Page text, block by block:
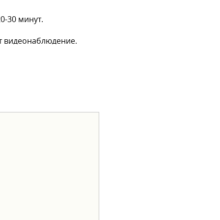
30 минут.
видеонаблюдение.
на стенах обои,